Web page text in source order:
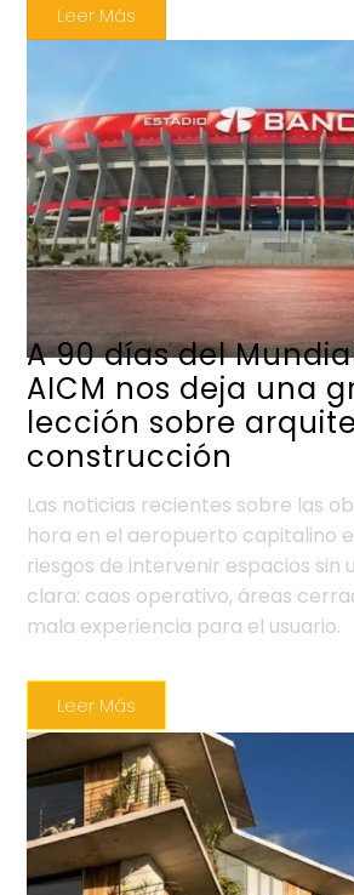
Leer Más
A 90 días del
AICM nos deja una
lección sobre
construcción
Las noticias recientes sobre las
hora en el aeropuerto capitalino
riesgos de intervenir espacios sin
clara: caos operativo, áreas
mala experiencia para el usuario.
Leer Más